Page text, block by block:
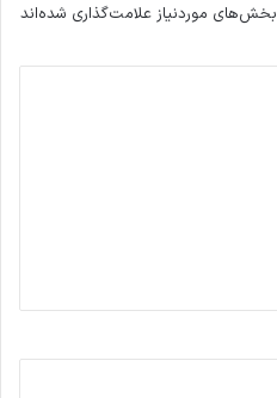
بخش‌های موردنیاز علامت‌گذاری شده‌اند